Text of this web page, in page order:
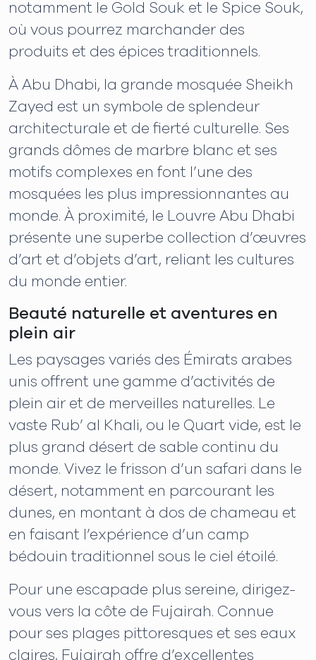
notamment le Gold Souk et le Spice Souk,
où vous pourrez marchander des
produits et des épices traditionnels.
À Abu Dhabi, la grande mosquée Sheikh
Zayed est un symbole de splendeur
architecturale et de fierté culturelle. Ses
grands dômes de marbre blanc et ses
motifs complexes en font l’une des
mosquées les plus impressionnantes au
monde. À proximité, le Louvre Abu Dhabi
présente une superbe collection d’œuvres
d’art et d’objets d’art, reliant les cultures
du monde entier.
Beauté naturelle et aventures en
plein air
Les paysages variés des Émirats arabes
unis offrent une gamme d’activités de
plein air et de merveilles naturelles. Le
vaste Rub’ al Khali, ou le Quart vide, est le
plus grand désert de sable continu du
monde. Vivez le frisson d’un safari dans le
désert, notamment en parcourant les
dunes, en montant à dos de chameau et
en faisant l’expérience d’un camp
bédouin traditionnel sous le ciel étoilé.
Pour une escapade plus sereine, dirigez-
vous vers la côte de Fujairah. Connue
pour ses plages pittoresques et ses eaux
claires, Fujairah offre d’excellentes